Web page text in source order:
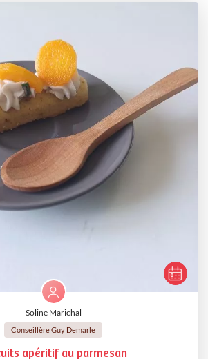
Soline Marichal
Conseillère Guy Demarle
apéritif au parmesan